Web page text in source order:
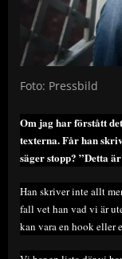
Foto: Pressbild
Om jag har förstått
texterna. Får han
säger stopp? ”Detta
Han skriver inte allt
fall vet han vad vi är
kan vara en hook eller